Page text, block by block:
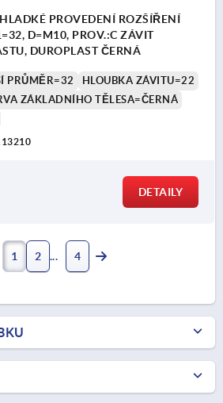
PROVEDENÍ ROZŠÍŘENÍ
D=M10, PROV.:C ZÁVIT
DUROPLAST ČERNÁ
PRŮMĚR=32
HLOUBKA ZÁVITU=22
ZÁKLADNÍHO TĚLESA=ČERNÁ
DETAILY
1 2 4